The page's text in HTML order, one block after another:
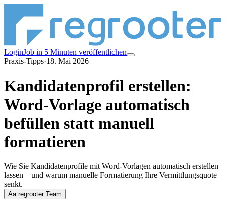
LoginJob in 5 Minuten veröffentlichen
Praxis-Tipps·18. Mai 2026
Kandidatenprofil erstellen:
Word-Vorlage automatisch
befüllen statt manuell
formatieren
Wie Sie Kandidatenprofile mit Word-Vorlagen automatisch erstellen
lassen – und warum manuelle Formatierung Ihre Vermittlungsquote
senkt.
Aaregrooter Team